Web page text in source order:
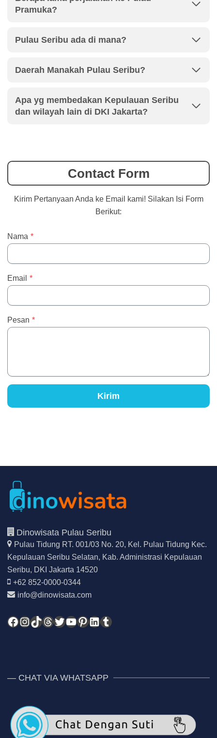
Pramuka?
Pulau Seribu ada di mana?
Daerah Manakah Pulau Seribu?
Apa yg membedakan Kepulauan Seribu
dan wilayah lain di DKI Jakarta?
Contact Form
Kirim Pertanyaan Anda ke Email kami! Silakan Isi Form
Berikut:
Nama *
Email *
Pesan *
Kirim
Dinowisata Pulau Seribu
Pulau Tidung RT. 001/03 No. 20, Kel. Pulau Tidung Kec.
Kepulauan Seribu Selatan, Kab. Administrasi Kepulauan
Seribu, DKI Jakarta 14520
+62 852-0000-0344
info@dinowisata.com
Facebook
Instagram
TikTok
Threads
Twitter
YouTube
Pinterest
LinkedIn
Tumblr
— CHAT VIA WHATSAPP